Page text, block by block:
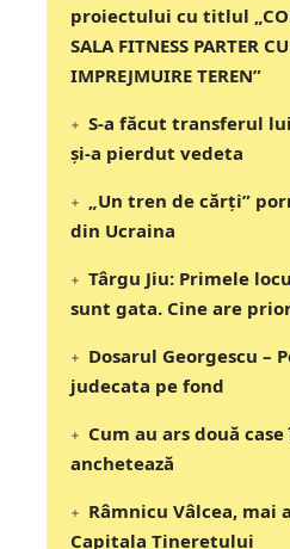
proiectului cu titlul
SALA FITNESS PARTER
IMPREJMUIRE TEREN”
S-a făcut transferul lui
și-a pierdut vedeta
„Un tren de cărți”
din Ucraina
Târgu Jiu: Primele
sunt gata. Cine are
Dosarul Georgescu –
judecata pe fond
Cum au ars două
anchetează
Râmnicu Vâlcea, mai
Capitala Tineretului